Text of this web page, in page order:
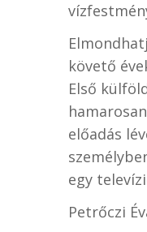
követő
Első
előadás
egy
Petrőczi